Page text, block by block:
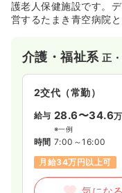
護老人保健施設です。
営するたまき青空病院
介護・福祉系正
2交代（常勤）
給与 28.6〜34.6
※一例
時間 7:00～16:00
月給34万円以上可